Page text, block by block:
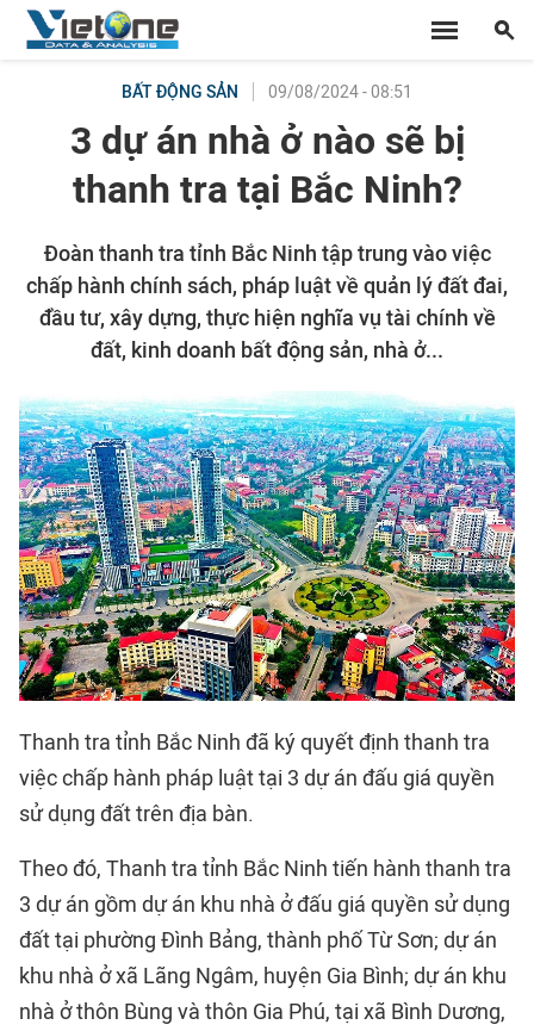
BẤT ĐỘNG SẢN 09/08/2024 - 08:51
3 dự án nhà ở nào sẽ bị
thanh tra tại Bắc Ninh?
Đoàn thanh tra tỉnh Bắc Ninh tập trung vào việc
chấp hành chính sách, pháp luật về quản lý đất đai,
đầu tư, xây dựng, thực hiện nghĩa vụ tài chính về
đất, kinh doanh bất động sản, nhà ở...
Thanh tra tỉnh Bắc Ninh đã ký quyết định thanh tra
việc chấp hành pháp luật tại 3 dự án đấu giá quyền
sử dụng đất trên địa bàn.
Theo đó, Thanh tra tỉnh Bắc Ninh tiến hành thanh tra
3 dự án gồm dự án khu nhà ở đấu giá quyền sử dụng
đất tại phường Đình Bảng, thành phố Từ Sơn; dự án
khu nhà ở xã Lãng Ngâm, huyện Gia Bình; dự án khu
nhà ở thôn Bùng và thôn Gia Phú, tại xã Bình Dương,